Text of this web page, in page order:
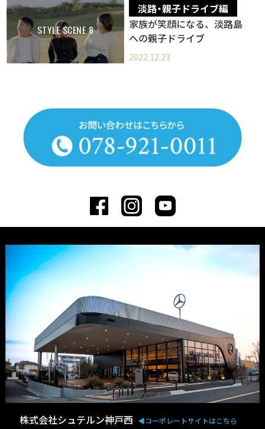
STYLE SCENE 8
淡路・親子ドライブ編
家族が笑顔になる、淡路島
への親子ドライブ
2022.12.23
株式会社シュテルン神戸西 ◀︎コーポレートサイトはこちら